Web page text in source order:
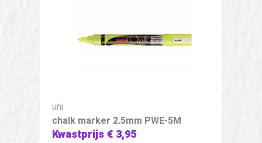
uni
chalk marker 2.5mm PWE-5M
Kwastprijs€ 3,95